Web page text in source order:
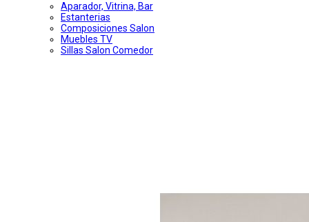
Aparador, Vitrina, Bar
Estanterias
Composiciones Salon
Muebles TV
Sillas Salon Comedor